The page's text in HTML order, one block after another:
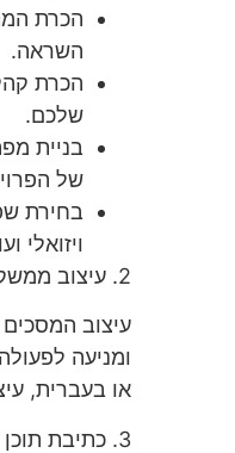
הכרת
השראה.
הכרת
שלכם.
בניית
של
בחירת
ויזואלי
2. עיצוב ממשק וחוויית משתמש
עיצוב
או בעברית,
3. כתיבת תוכן איכותי